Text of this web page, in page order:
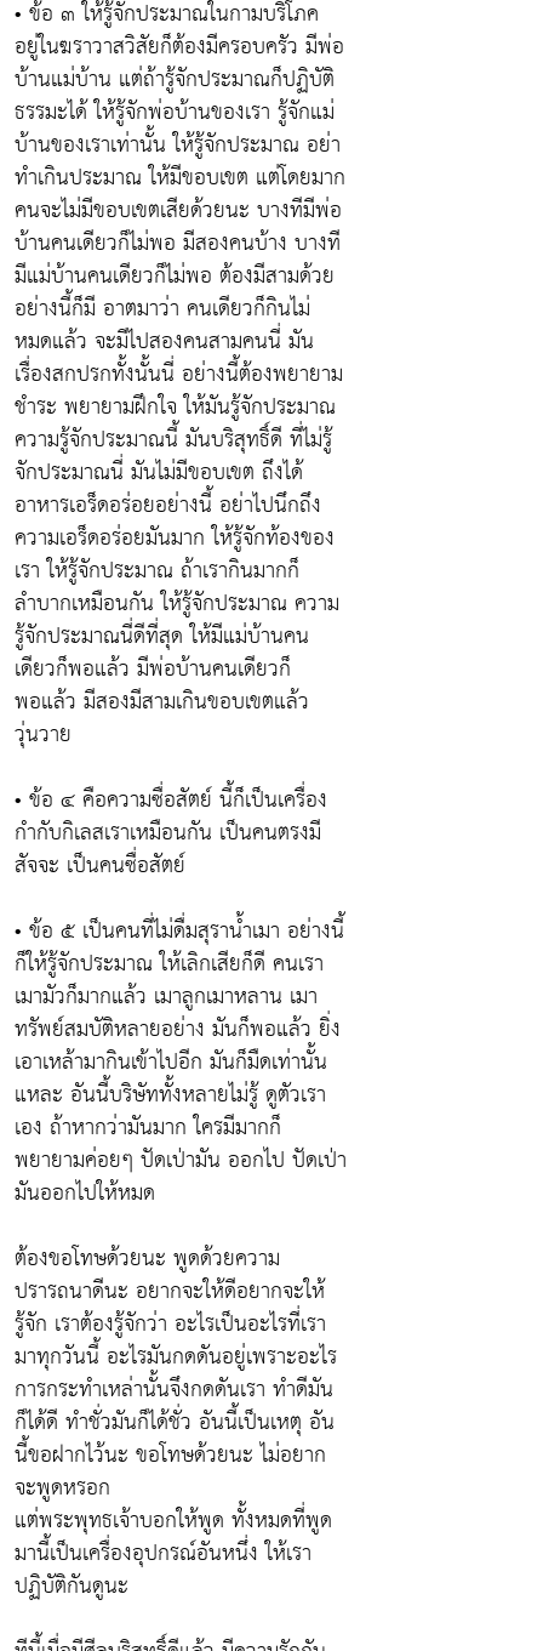
• ข้อ ๓ ให้รู้จักประมาณในกามบริโภค
อยู่ในฆราวาสวิสัยก็ต้องมีครอบครัว มีพ่อ
บ้านแม่บ้าน แต่ถ้ารู้จักประมาณก็ปฏิบัติ
ธรรมะได้ ให้รู้จักพ่อบ้านของเรา รู้จักแม่
บ้านของเราเท่านั้น ให้รู้จักประมาณ อย่า
ทำเกินประมาณ ให้มีขอบเขต แต่โดยมาก
คนจะไม่มีขอบเขตเสียด้วยนะ บางทีมีพ่อ
บ้านคนเดียวก็ไม่พอ มีสองคนบ้าง บางที
มีแม่บ้านคนเดียวก็ไม่พอ ต้องมีสามด้วย
อย่างนี้ก็มี อาตมาว่า คนเดียวก็กินไม่
หมดแล้ว จะมีไปสองคนสามคนนี่ มัน
เรื่องสกปรกทั้งนั้นนี่ อย่างนี้ต้องพยายาม
ชำระ พยายามฝึกใจ ให้มันรู้จักประมาณ
ความรู้จักประมาณนี้ มันบริสุทธิ์ดี ที่ไม่รู้
จักประมาณนี่ มันไม่มีขอบเขต ถึงได้
อาหารเอร็ดอร่อยอย่างนี้ อย่าไปนึกถึง
ความเอร็ดอร่อยมันมาก ให้รู้จักท้องของ
เรา ให้รู้จักประมาณ ถ้าเรากินมากก็
ลำบากเหมือนกัน ให้รู้จักประมาณ ความ
รู้จักประมาณนี่ดีที่สุด ให้มีแม่บ้านคน
เดียวก็พอแล้ว มีพ่อบ้านคนเดียวก็
พอแล้ว มีสองมีสามเกินขอบเขตแล้ว
วุ่นวาย
• ข้อ ๔ คือความซื่อสัตย์ นี้ก็เป็นเครื่อง
กำกับกิเลสเราเหมือนกัน เป็นคนตรงมี
สัจจะ เป็นคนซื่อสัตย์
• ข้อ ๕ เป็นคนที่ไม่ดื่มสุราน้ำเมา อย่างนี้
ก็ให้รู้จักประมาณ ให้เลิกเสียก็ดี คนเรา
เมามัวก็มากแล้ว เมาลูกเมาหลาน เมา
ทรัพย์สมบัติหลายอย่าง มันก็พอแล้ว ยิ่ง
เอาเหล้ามากินเข้าไปอีก มันก็มืดเท่านั้น
แหละ อันนี้บริษัททั้งหลายไม่รู้ ดูตัวเรา
เอง ถ้าหากว่ามันมาก ใครมีมากก็
พยายามค่อยๆ ปัดเป่ามัน ออกไป ปัดเป่า
มันออกไปให้หมด
ต้องขอโทษด้วยนะ พูดด้วยความ
ปรารถนาดีนะ อยากจะให้ดีอยากจะให้
รู้จัก เราต้องรู้จักว่า อะไรเป็นอะไรที่เรา
มาทุกวันนี้ อะไรมันกดดันอยู่เพราะอะไร
การกระทำเหล่านั้นจึงกดดันเรา ทำดีมัน
ก็ได้ดี ทำชั่วมันก็ได้ชั่ว อันนี้เป็นเหตุ อัน
นี้ขอฝากไว้นะ ขอโทษด้วยนะ ไม่อยาก
จะพูดหรอก
แต่พระพุทธเจ้าบอกให้พูด ทั้งหมดที่พูด
มานี้เป็นเครื่องอุปกรณ์อันหนึ่ง ให้เรา
ปฏิบัติกันดูนะ